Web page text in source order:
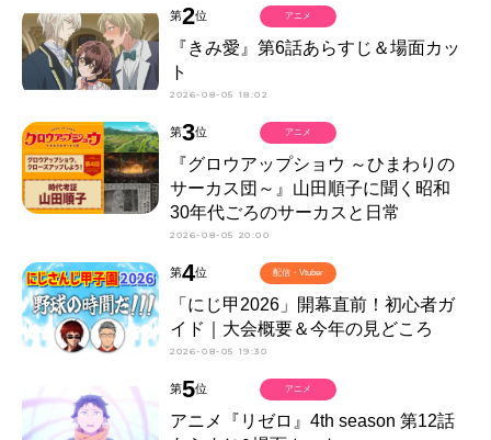
第2位
『きみ愛』第6話あらすじ＆場面カッ
ト
2026-08-05 18:02
アニメ
第3位
『グロウアップショウ ～ひまわりの
サーカス団～』山田順子に聞く昭和
30年代ごろのサーカスと日常
2026-08-05 20:00
アニメ
第4位
「にじ甲2026」開幕直前！初心者ガ
イド｜大会概要＆今年の見どころ
2026-08-05 19:30
配信・Vtuber
第5位
アニメ『リゼロ』4th season 第12話
アニメ